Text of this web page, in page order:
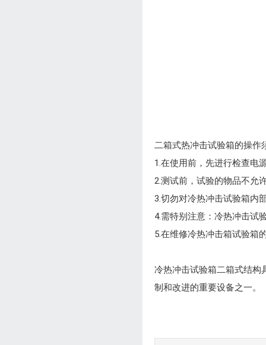
二箱式热冲击试验箱的操作
1.在使用前，先进行检查电
2.测试前，试验的物品不允
3.切勿对冷热冲击试验箱内
4.需特别注意：冷热冲击试
5.在维修冷热冲击箱试验箱
冷热冲击试验箱二箱式结构
制和改进的重要设备之一。